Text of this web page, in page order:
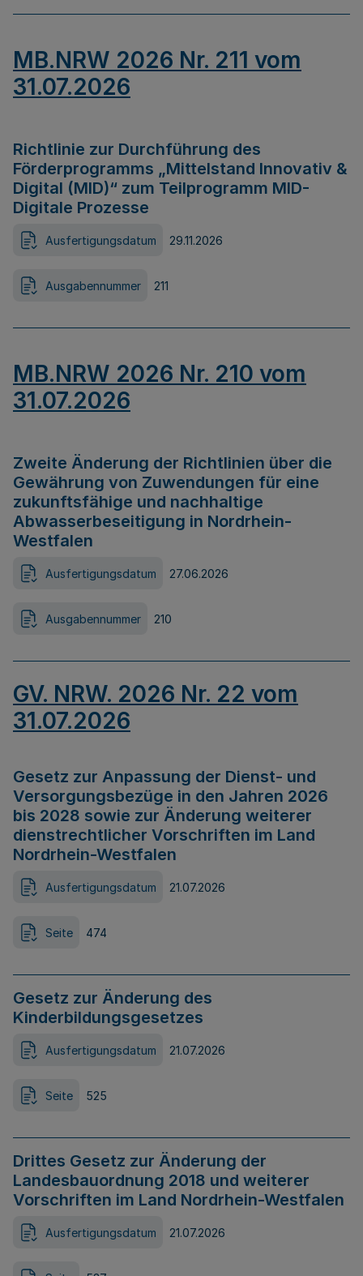
MB.NRW 2026 Nr. 211 vom
31.07.2026
Richtlinie zur Durchführung des
Förderprogramms „Mittelstand Innovativ &
Digital (MID)“ zum Teilprogramm MID-
Digitale Prozesse
Ausfertigungsdatum 29.11.2026
Ausgabennummer 211
MB.NRW 2026 Nr. 210 vom
31.07.2026
Zweite Änderung der Richtlinien über die
Gewährung von Zuwendungen für eine
zukunftsfähige und nachhaltige
Abwasserbeseitigung in Nordrhein-
Westfalen
Ausfertigungsdatum 27.06.2026
Ausgabennummer 210
GV. NRW. 2026 Nr. 22 vom
31.07.2026
Gesetz zur Anpassung der Dienst- und
Versorgungsbezüge in den Jahren 2026
bis 2028 sowie zur Änderung weiterer
dienstrechtlicher Vorschriften im Land
Nordrhein-Westfalen
Ausfertigungsdatum 21.07.2026
Seite 474
Gesetz zur Änderung des
Kinderbildungsgesetzes
Ausfertigungsdatum 21.07.2026
Seite 525
Drittes Gesetz zur Änderung der
Landesbauordnung 2018 und weiterer
Vorschriften im Land Nordrhein-Westfalen
Ausfertigungsdatum 21.07.2026